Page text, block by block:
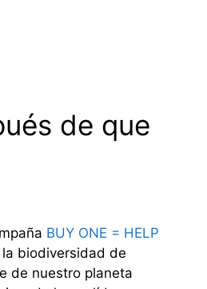
de que
BUY ONE = HELP
biodiversidad de
de nuestro planeta